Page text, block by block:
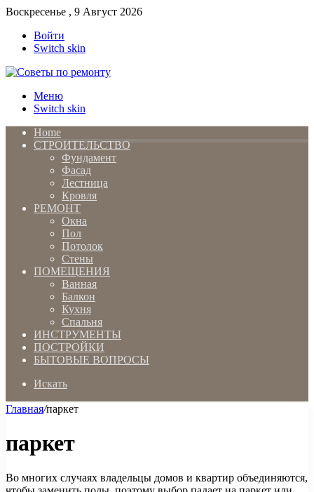
Воскресенье , 9 Август 2026
Войти
Switch skin
Меню
Switch skin
Home
СТРОИТЕЛЬСТВО
Фундамент
Фасад
Лестница
Кровля
РЕМОНТ
Окна
Пол
Потолок
Стены
ПОМЕЩЕНИЯ
Ванная
Балкон
Кухня
Спальня
ИНСТРУМЕНТЫ
ПОСТРОЙКИ
БЫТОВЫЕ ВОПРОСЫ
Искать
Главная/паркет
паркет
Во многих случаях владельцы домов и квартир объединяются,